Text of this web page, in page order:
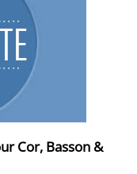
Cor, Basson &